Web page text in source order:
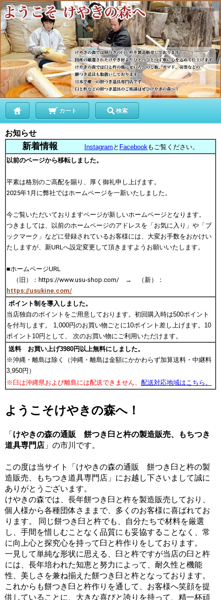
カート 検索
お知らせ
新着情報 Instagram と Facebookもご覧ください。
以前のページから移転しました。
平素は格別のご高配を賜り、厚く御礼申し上げます。
2025年1月に弊社ではホームページを一新いたしました。
今ご覧いただいておりますページが新しいホームページとなります。
つきましては、以前のホームページのアドレスを「お気に入り」や「ブ
ックマーク」などに登録されているお客様には、大変お手数をおかけい
たしますが、新URLへ設定変更して頂きますようお願いいたします。
■ホームページURL
（旧）：https://www.usu-shop.com/ → （新）：
https://usukine.com/
ポイント制を導入しました。
当店独自のポイントをご用意しております。初回購入時は500ポイント
を付与します。 1,000円のお買い物ごとに10ポイント差し上げます。10
ポイント10円として、 次のお買い物にご利用いただけます。
送料 お買い上げ3980円以上無料にしました。
※沖縄・離島は除く（沖縄・離島は金額にかかわらず加算送料・中継料
3,950円）
※臼は沖縄県および離島には配送できません、 配送対応地域はこちら。
ようこそけやきの森へ！
「 けやきの森の通販 餅つき臼と杵の製造販売、もちつき
道具専門店 」の市川です。
この度は当サイト「けやきの森の通販 餅つき臼と杵の製
造販売、もちつき道具専門店」にお越し下さいまして誠に
ありがとうございます。
けやきの森では、長年餅つき臼と杵を製造販売しており、
個人様から各種団体さままで、多くのお客様に喜ばれてお
ります。 同じ餅つき臼と杵でも、自分たちで材料を厳選
し、手間を惜しむことなく品質にも妥協することなく、常
に向上心と探究心を持って臼と杵作りをしております。
一見して単純な形状に思える、臼と杵ですが当店の臼と杵
には、長年培われた知恵と努力によって、耐久性と機能
性、美しさを兼ね揃えた餅つき臼と杵となっております。
これからも餅つき臼と杵作りを通して、お客様へ笑顔を提
供していることに、大きな喜びと誇りを持って、精一杯頑